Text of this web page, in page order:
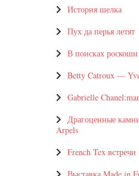
История шелка
Пух да перья летят
В поисках роскоши
Betty Catroux —
Gabrielle
Драгоценные
Arpels
French Tex встречи
Выставка Made in